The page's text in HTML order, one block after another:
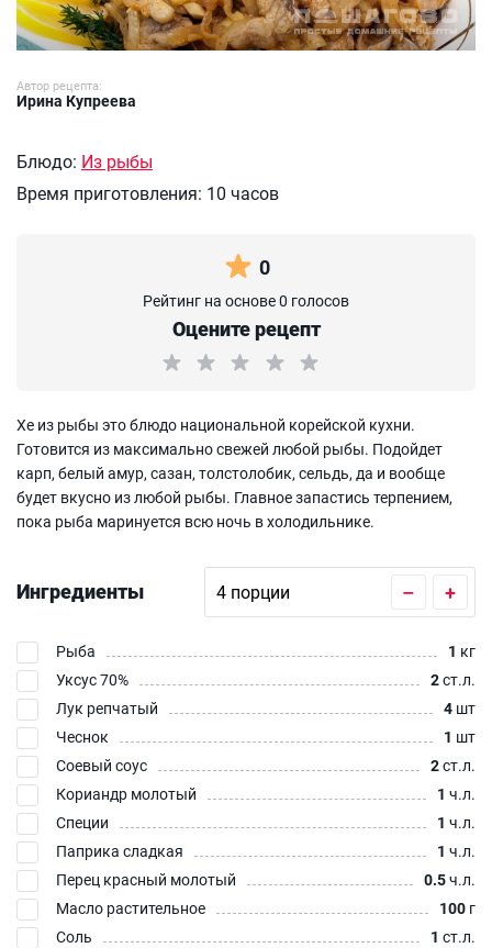
Автор рецепта:
Ирина Купреева
Блюдо: Из рыбы
Время приготовления: 10 часов
0
Рейтинг на основе 0 голосов
Оцените рецепт
Хе из рыбы это блюдо национальной корейской кухни.
Готовится из максимально свежей любой рыбы. Подойдет
карп, белый амур, сазан, толстолобик, сельдь, да и вообще
будет вкусно из любой рыбы. Главное запастись терпением,
пока рыба маринуется всю ночь в холодильнике.
Ингредиенты – +
Рыба 1 кг
Уксус 70%
2ст.л.
Лук репчатый
4 шт
Чеснок
1 шт
Соевый соус
2ст.л.
Кориандр молотый
1 ч.л.
Специи
1 ч.л.
Паприка сладкая
1 ч.л.
Перец красный молотый
0.5ч.л.
Масло растительное
100 г
Соль
1 ст.л.